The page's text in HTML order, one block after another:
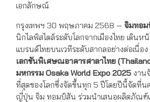
เอกลักษณ์
กรุงเทพฯ 30 พฤษภาคม 2568 — จิมทอ
นิกไลฟ์สไตล์ระดับโลกจากเมืองไทย เดินห
แบรนด์ไทยบนเวทีระดับสากลอย่างต่อเนื่อง
เลกชันพิเศษณอาคารศาลาไทย
มหกรรม Osaka World Expo 2025 งาน
ที่สุดของโลกซึ่งจัดขึ้นทุก 5 ปีโดยปีนี้จัดที่นค
ญี่ปุ่น จิม ทอมป์สัน ร่วมนำเสนอผลิตภัณฑ์